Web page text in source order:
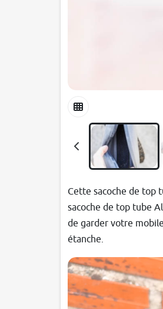
Cette sacoche de top
sacoche de top tube
de garder votre
étanche.